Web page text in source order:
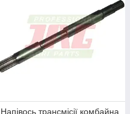
Напівось трансмісії комбайна